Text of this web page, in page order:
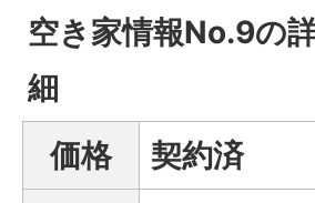
空き家情報No.9の
細
価格
契約済